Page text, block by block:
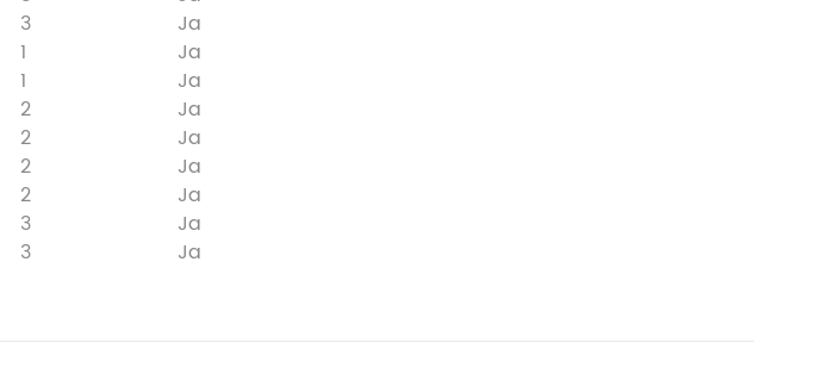
3
Ja
1
Ja
1
Ja
2
Ja
2
Ja
2
Ja
2
Ja
3
Ja
3 Ja